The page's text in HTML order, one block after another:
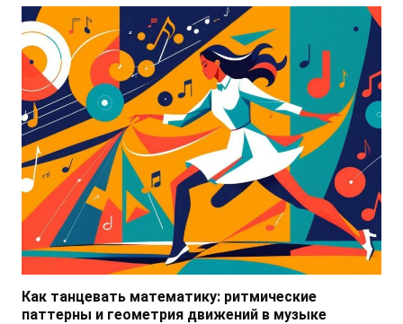
Как танцевать математику: ритмические
паттерны и геометрия движений в музыке